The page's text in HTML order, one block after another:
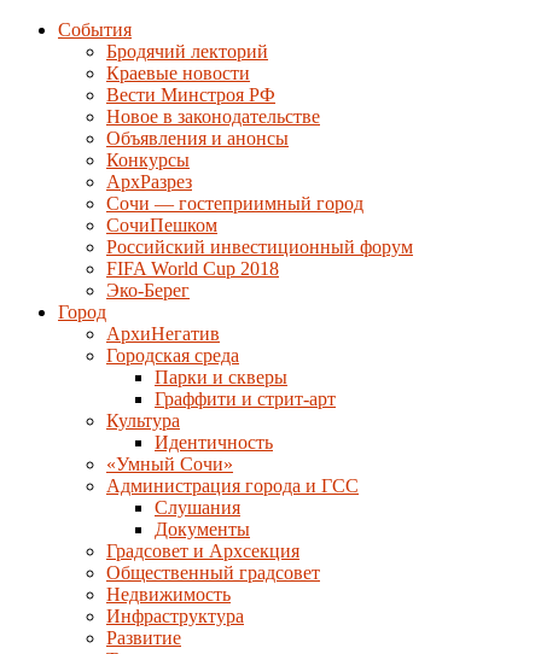
События
Бродячий лекторий
Краевые новости
Вести Минстроя РФ
Новое в законодательстве
Объявления и анонсы
Конкурсы
АрхРазрез
Сочи — гостеприимный город
СочиПешком
Российский инвестиционный форум
FIFA World Cup 2018
Эко-Берег
Город
АрхиНегатив
Городская среда
Парки и скверы
Граффити и стрит-арт
Культура
Идентичность
«Умный Сочи»
Администрация города и ГСС
Слушания
Документы
Градсовет и Архсекция
Общественный градсовет
Недвижимость
Инфраструктура
Развитие